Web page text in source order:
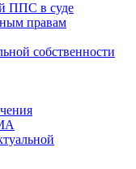
ППС в суде
правам
собственности